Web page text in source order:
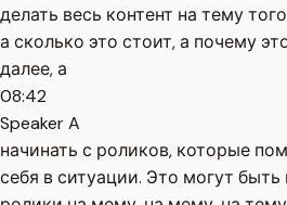
делать весь контент на тему
а сколько это стоит, а почему
далее, а
08:42
Speaker A
начинать с роликов, которые
себя в ситуации. Это могут